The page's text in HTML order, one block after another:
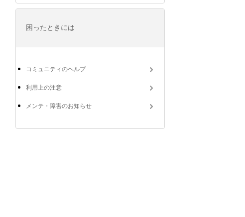
困ったときには
コミュニティのヘルプ
利用上の注意
メンテ・障害のお知らせ